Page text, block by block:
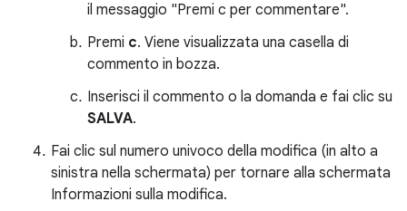
il messaggio "Premi c per commentare".
Premi c. Viene visualizzata una casella di
commento in bozza.
Inserisci il commento o la domanda e fai clic su
SALVA.
Fai clic sul numero univoco della modifica (in alto a
sinistra nella schermata) per tornare alla schermata
Informazioni sulla modifica.